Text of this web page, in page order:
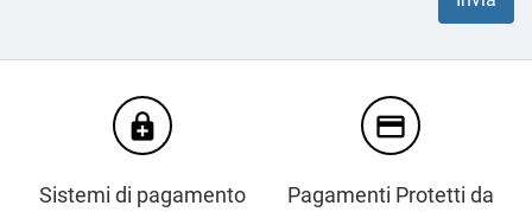
enhanced_encryption
Sistemi di pagamento
credit_card
Pagamenti Protetti da